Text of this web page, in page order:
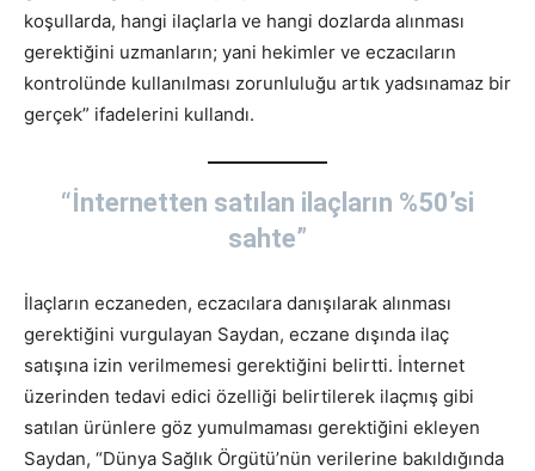
koşullarda, hangi ilaçlarla ve hangi dozlarda alınması
gerektiğini uzmanların; yani hekimler ve eczacıların
kontrolünde kullanılması zorunluluğu artık yadsınamaz bir
gerçek” ifadelerini kullandı.
“İnternetten satılan ilaçların %50’si
sahte”
İlaçların eczaneden, eczacılara danışılarak alınması
gerektiğini vurgulayan Saydan, eczane dışında ilaç
satışına izin verilmemesi gerektiğini belirtti. İnternet
üzerinden tedavi edici özelliği belirtilerek ilaçmış gibi
satılan ürünlere göz yumulmaması gerektiğini ekleyen
Saydan, “Dünya Sağlık Örgütü’nün verilerine bakıldığında